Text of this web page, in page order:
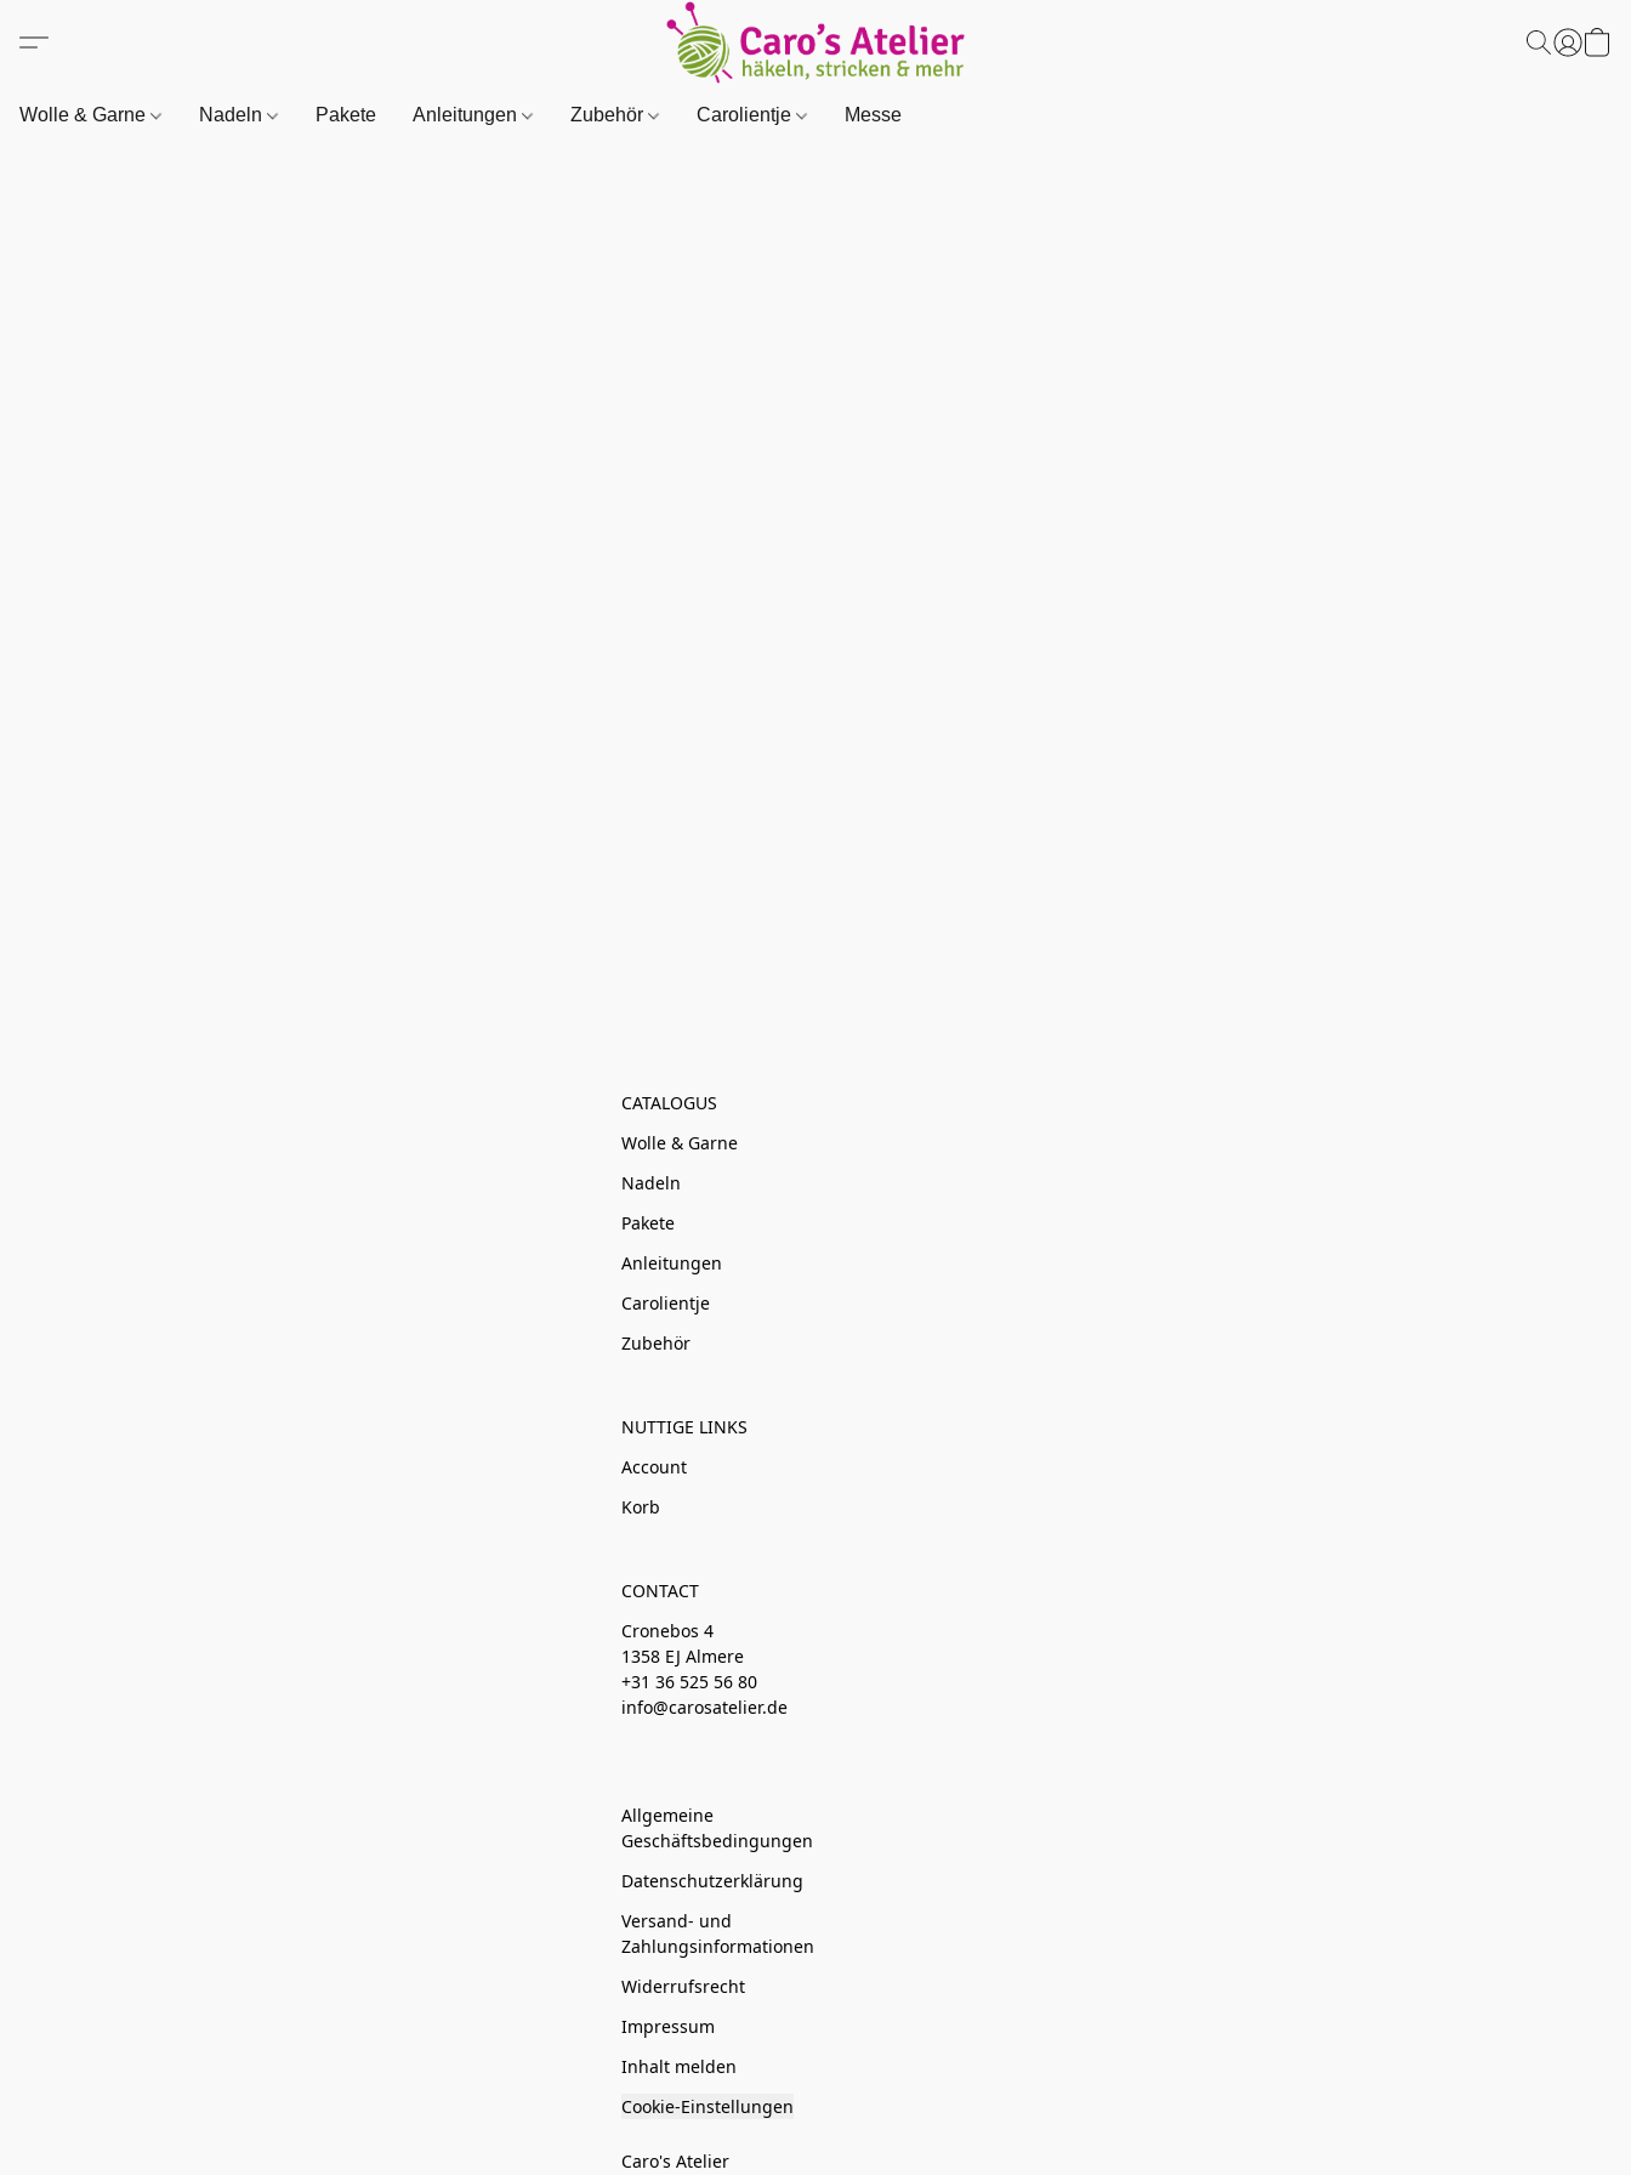
Wolle & Garne Nadeln Pakete Anleitungen Zubehör Carolientje Messe
CATALOGUS
Wolle & Garne
Nadeln
Pakete
Anleitungen
Carolientje
Zubehör
NUTTIGE LINKS
Account
Korb
CONTACT
Cronebos 4
1358 EJ Almere
+31 36 525 56 80
info@carosatelier.de
Allgemeine
Geschäftsbedingungen
Datenschutzerklärung
Versand- und
Zahlungsinformationen
Widerrufsrecht
Impressum
Inhalt melden
Cookie-Einstellungen
Caro's Atelier